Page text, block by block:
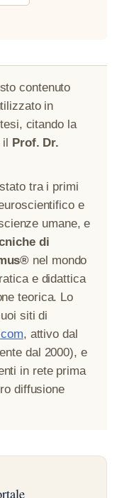
contenuto
in
citando la
Prof. Dr.
tra i primi
e
umane, e
di
nel mondo
e didattica
teorica. Lo
siti di
, attivo dal
dal 2000), e
in rete prima
diffusione